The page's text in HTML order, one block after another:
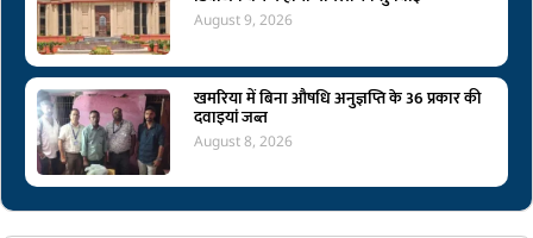
August 9, 2026
खमरिया में बिना औषधि अनुज्ञप्ति के 36 प्रकार की
दवाइयां जब्त
August 8, 2026